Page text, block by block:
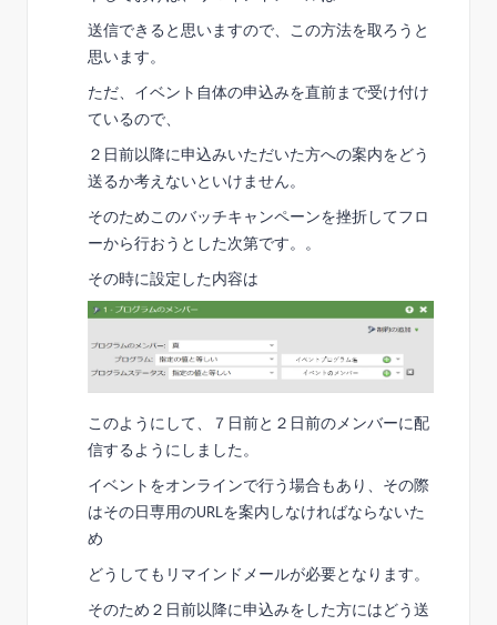
送信できると思いますので、この方法を取ろうと
思います。
ただ、イベント自体の申込みを直前まで受け付け
ているので、
２日前以降に申込みいただいた方への案内をどう
送るか考えないといけません。
そのためこのバッチキャンペーンを挫折してフロ
ーから行おうとした次第です。。
その時に設定した内容は
このようにして、７日前と２日前のメンバーに配
信するようにしました。
イベントをオンラインで行う場合もあり、その際
はその日専用のURLを案内しなければならないた
め
どうしてもリマインドメールが必要となります。
そのため２日前以降に申込みをした方にはどう送